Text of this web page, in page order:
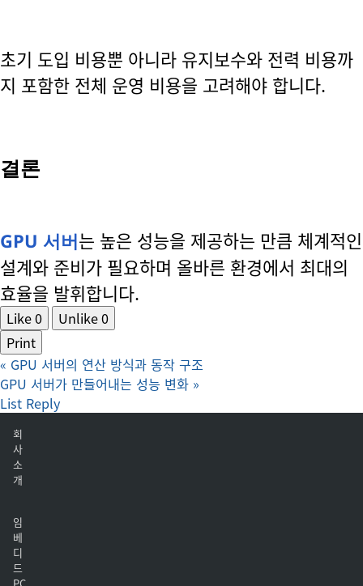
초기 도입 비용뿐 아니라 유지보수와 전력 비용까
지 포함한 전체 운영 비용을 고려해야 합니다.
결론
GPU 서버는 높은 성능을 제공하는 만큼 체계적인
설계와 준비가 필요하며 올바른 환경에서 최대의
효율을 발휘합니다.
Like0 Unlike0
Print
« GPU 서버의 연산 방식과 동작 구조
GPU 서버가 만들어내는 성능 변화 »
List Reply
회
사
소
개
임
베
디
드